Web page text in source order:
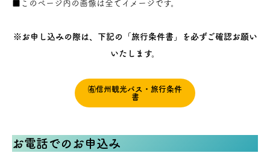
■このページ内の画像は全てイメージです。
※お申し込みの際は、下記の「旅行条件書」を必ずご確認お願い
いたします。
㈲信州観光バス・旅行条件
書
お電話でのお申込み